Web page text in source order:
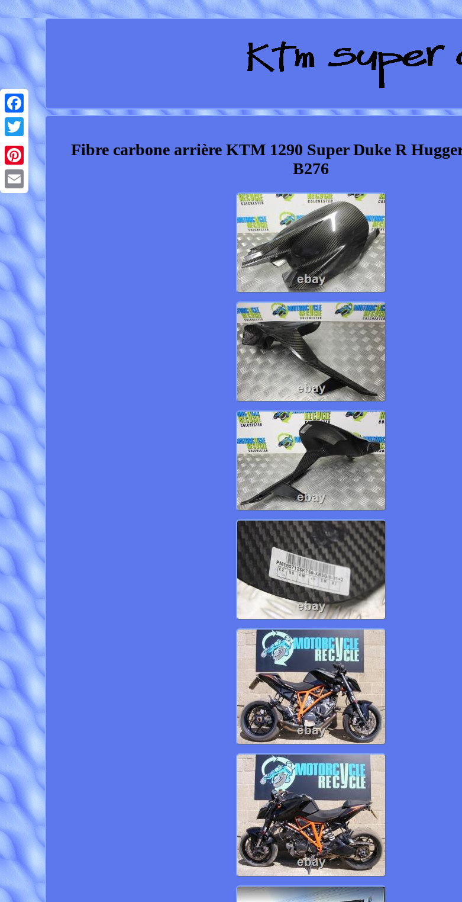
Facebook
Twitter
Pinterest
Email
Fibre carbone arrière KTM 1290 Super Duke R
B276